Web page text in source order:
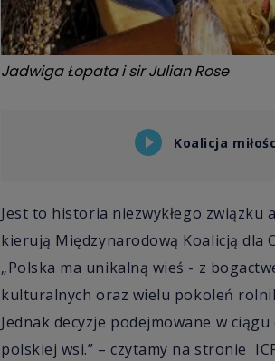
Jadwiga Łopata i sir Julian Rose
Koalicja
Jest to historia niezwykłego
kierują Międzynarodową Koalicją dla
„Polska ma unikalną wieś - z
kulturalnych oraz wielu pokoleń
Jednak decyzje podejmowane w
polskiej wsi.” – czytamy na stronie